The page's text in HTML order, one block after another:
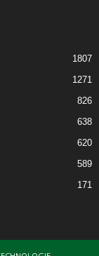
1807
1271
826
638
620
589
171